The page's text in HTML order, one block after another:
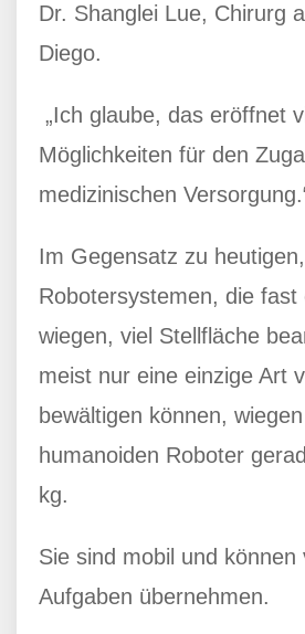
Dr. Shanglei Lue, Chirurg
Diego.
„Ich glaube, das eröffnet
Möglichkeiten für den
medizinischen
Im Gegensatz zu
Robotersystemen, die fast
wiegen, viel Stellfläche
meist nur eine einzige Art
bewältigen können,
humanoiden Roboter
kg.
Sie sind mobil und können
Aufgaben übernehmen.